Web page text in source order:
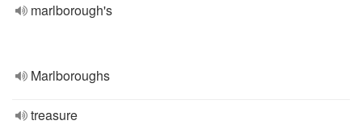
marlborough's
Marlboroughs
treasure